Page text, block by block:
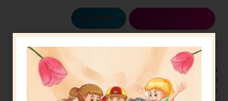
הוספה לסל
לארוז את המוצר באריזת מתנה5.00 ש"ח ?
מעל 329 ש"ח, משלוח עם שליח עד הבית חינם! – 0 ₪
משלוח עם שליח עד הבית: 29 ש"ח
זמן אספקה: עד 4 ימי עסקים.